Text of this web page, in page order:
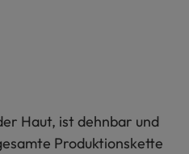
Haut, ist dehnbar und
Produktionskette